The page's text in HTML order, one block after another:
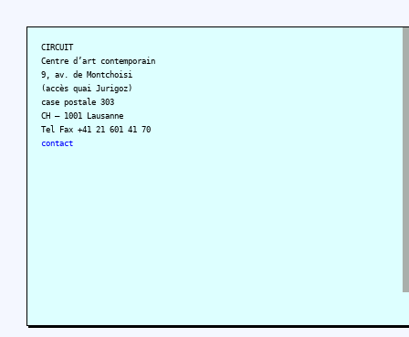
CIRCUIT
Centre d’art contemporain
9, av. de Montchoisi
(accès quai Jurigoz)
case postale 303
CH – 1001 Lausanne
Tel Fax +41 21 601 41 70
contact